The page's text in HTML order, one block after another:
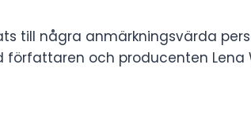
till några anmärkningsvärda
och producenten Lena